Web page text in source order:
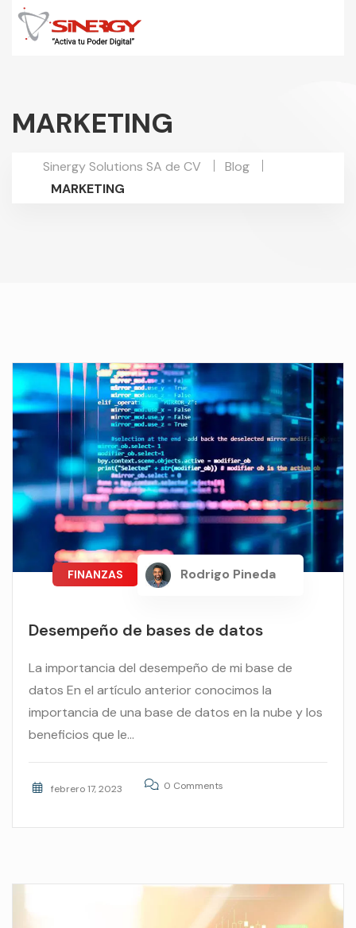
MARKETING
Sinergy Solutions SA de CV
Blog
MARKETING
FINANZAS Rodrigo Pineda
Desempeño de bases de datos
La importancia del desempeño de mi base de
datos En el artículo anterior conocimos la
importancia de una base de datos en la nube y los
beneficios que le...
febrero 17, 2023 0 Comments